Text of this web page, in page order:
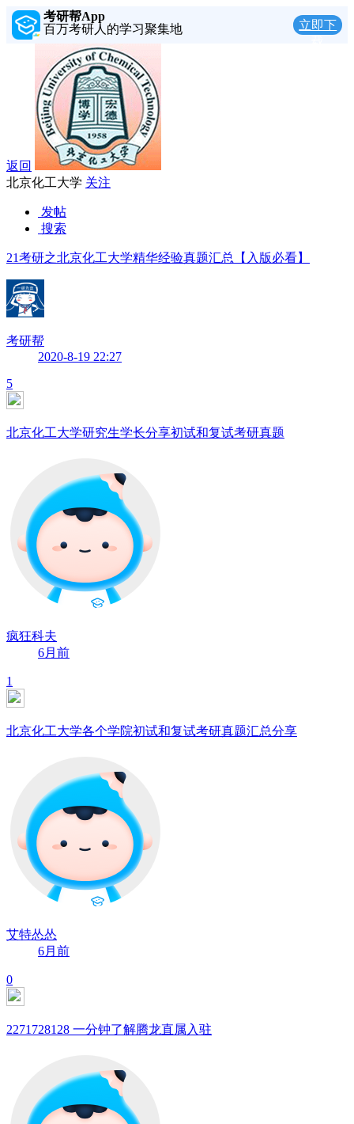
考研帮App
百万考研人的学习聚集地
立即下
返回
北京化工大学 关注
发帖
搜索
21考研之北京化工大学精华经验真题汇总【入版必看】
考研帮
2020-8-19 22:27
5
北京化工大学研究生学长分享初试和复试考研真题
疯狂科夫
6月前
1
北京化工大学各个学院初试和复试考研真题汇总分享
艾特怂怂
6月前
0
2271728128 一分钟了解腾龙直属入驻